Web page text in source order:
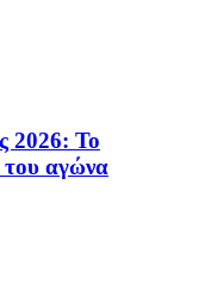
2026: Το
του αγώνα